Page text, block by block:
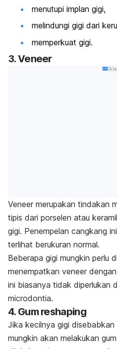
menutupi implan gigi,
melindungi gigi dari
memperkuat gigi.
3.Veneer
Veneer merupakan tindakan
tipis dari porselen atau
gigi. Penempelan cangkang
terlihat berukuran normal.
Beberapa gigi mungkin perlu
menempatkan veneer
ini biasanya tidak diperlukan
microdontia.
4. Gum reshaping
Jika kecilnya gigi
mungkin akan melakukan